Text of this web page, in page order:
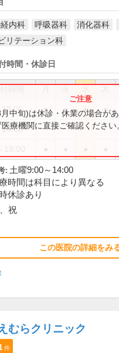
内科 呼吸器科 消化器科
リテーション科
時間・休診日
13:00 ● ● ● ●
14:00
中旬)は休診・休業の場合が
療機関に直接ご確認ください
: 土曜9:00～14:00
時間は科目により異なる
休診あり
祝
この医院の詳細をみ
むらクリニック
件